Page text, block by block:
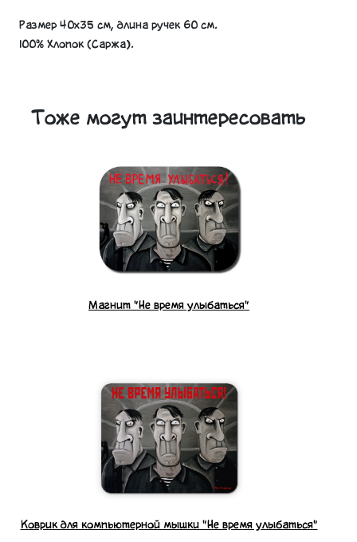
Размер 40х35 см, длина ручек 60 см.
100% Хлопок (Саржа).
Тоже могут заинтересовать
Магнит "Не время улыбаться"
Коврик для компьютерной мышки "Не время улыбаться"